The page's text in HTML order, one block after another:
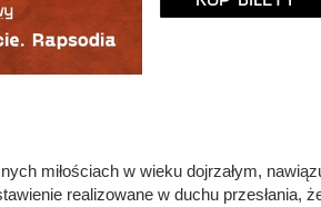
miłościach w wieku dojrzałym,
realizowane w duchu